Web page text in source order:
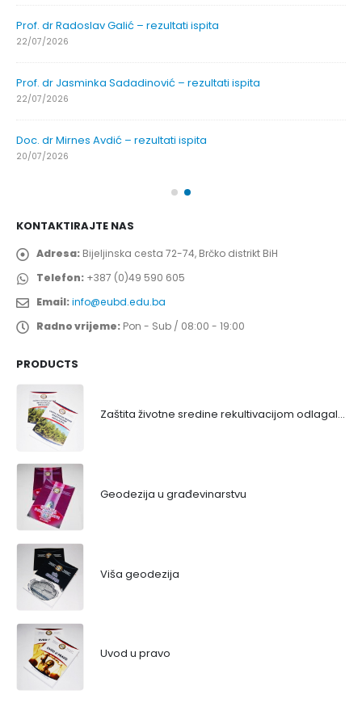
Prof. dr Radoslav Galić – rezultati ispita
22/07/2026
Prof. dr Jasminka Sadadinović – rezultati ispita
22/07/2026
Doc. dr Mirnes Avdić – rezultati ispita
20/07/2026
KONTAKTIRAJTE NAS
Adresa: Bijeljinska cesta 72-74, Brčko distrikt BiH
Telefon: +387 (0)49 590 605
Email:info@eubd.edu.ba
Radno vrijeme: Pon - Sub / 08:00 - 19:00
PRODUCTS
Zaštita životne sredine rekultivacijom odlagališta
Geodezija u građevinarstvu
Viša geodezija
Uvod u pravo